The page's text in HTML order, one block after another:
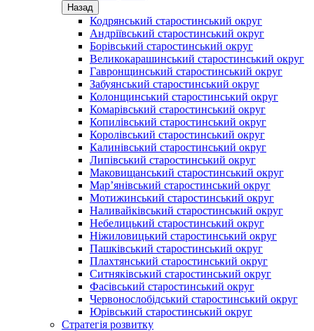
Назад
Кодрянський старостинський округ
Андріївський старостинський округ
Борівський старостинський округ
Великокарашинський старостинський округ
Гавронщинський старостинський округ
Забуянський старостинський округ
Колонщинський старостинський округ
Комарівський старостинський округ
Копилівський старостинський округ
Королівський старостинський округ
Калинівський старостинський округ
Липівський старостинський округ
Маковищанський старостинський округ
Мар’янівський старостинський округ
Мотижинський старостинський округ
Наливайківський старостинський округ
Небелицький старостинський округ
Ніжиловицький старостинський округ
Пашківський старостинський округ
Плахтянський старостинський округ
Ситняківський старостинський округ
Фасівський старостинський округ
Червонослобідський старостинський округ
Юрівський старостинський округ
Стратегія розвитку